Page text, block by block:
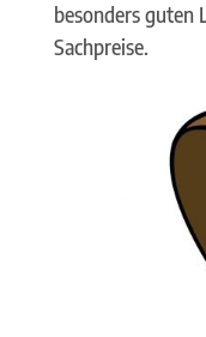
besonders guten
Sachpreise.